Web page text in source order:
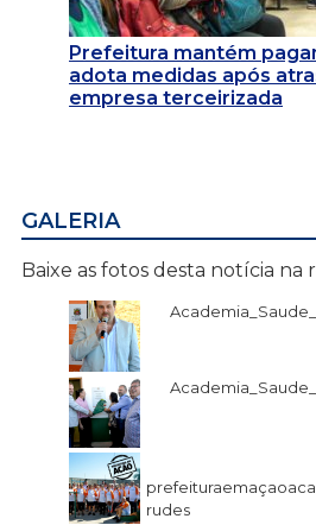
Prefeitura mantém
adota medidas após
empresa terceirizada
GALERIA
Baixe as fotos desta notícia na
rudes